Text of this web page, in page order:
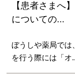
【患者さまへ
についての...
ぼうしや薬局では
を行う際には「オ